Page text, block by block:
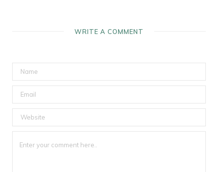
WRITE A COMMENT